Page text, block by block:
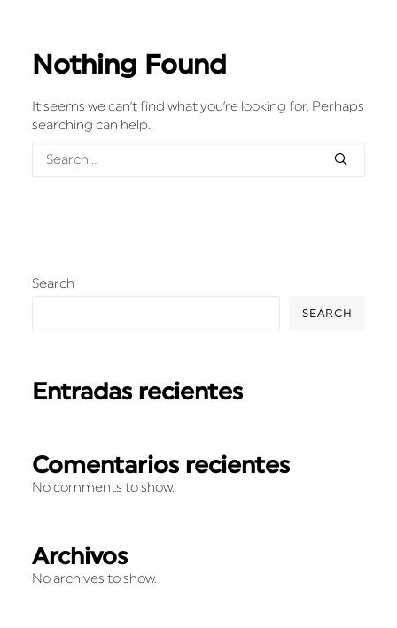
Nothing Found
It seems we can’t find what you’re looking for. Perhaps
searching can help.
Search
SEARCH
Entradas recientes
Comentarios recientes
No comments to show.
Archivos
No archives to show.